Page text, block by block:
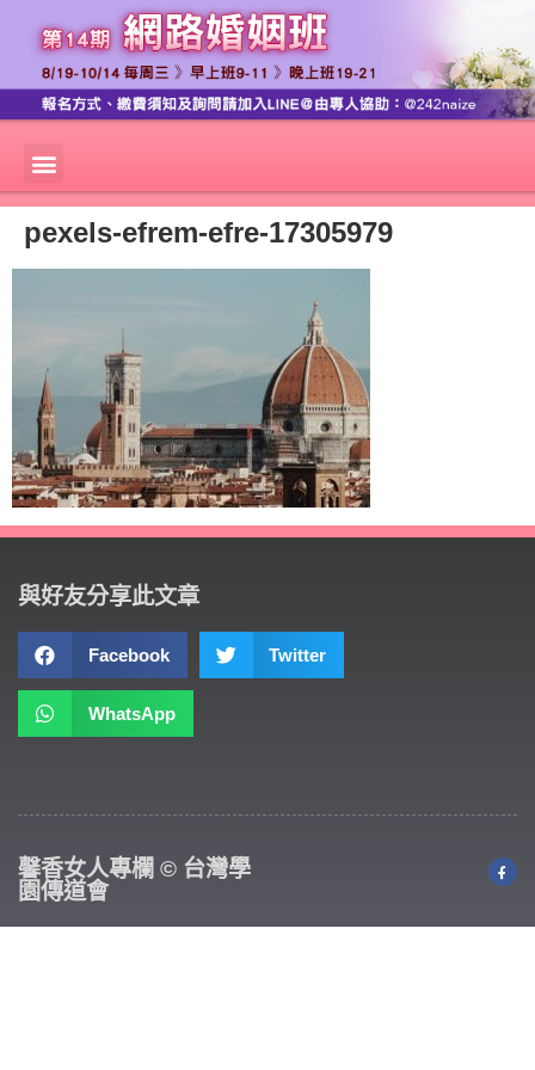
pexels-efrem-efre-17305979
與好友分享此文章
Facebook Twitter
WhatsApp
馨香女人專欄 © 台灣學
園傳道會